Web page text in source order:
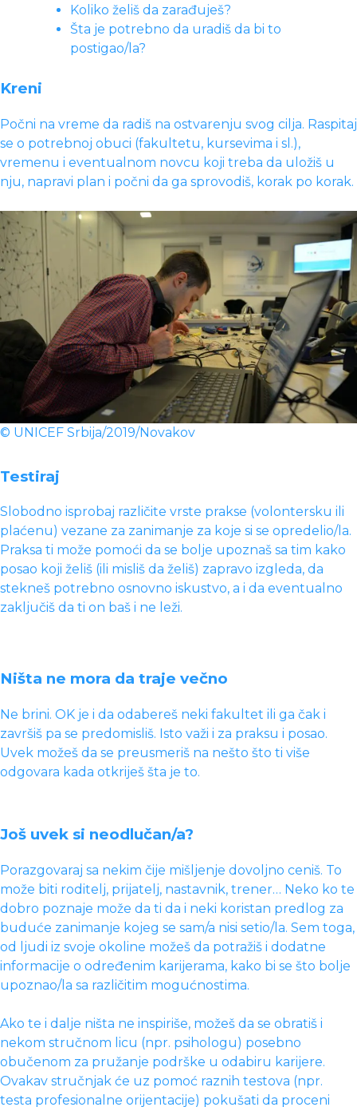
Koliko želiš da zarađuješ?
Šta je potrebno da uradiš da bi to
postigao/la?
Kreni
Počni na vreme da radiš na ostvarenju svog cilja. Raspitaj
se o potrebnoj obuci (fakultetu, kursevima i sl.),
vremenu i eventualnom novcu koji treba da uložiš u
nju, napravi plan i počni da ga sprovodiš, korak po korak.
© UNICEF Srbija/2019/Novakov
Testiraj
Slobodno isprobaj različite vrste prakse (volontersku ili
plaćenu) vezane za zanimanje za koje si se opredelio/la.
Praksa ti može pomoći da se bolje upoznaš sa tim kako
posao koji želiš (ili misliš da želiš) zapravo izgleda, da
stekneš potrebno osnovno iskustvo, a i da eventualno
zaključiš da ti on baš i ne leži.
Ništa ne mora da traje večno
Ne brini. OK je i da odabereš neki fakultet ili ga čak i
završiš pa se predomisliš. Isto važi i za praksu i posao.
Uvek možeš da se preusmeriš na nešto što ti više
odgovara kada otkriješ šta je to.
Još uvek si neodlučan/a?
Porazgovaraj sa nekim čije mišljenje dovoljno ceniš. To
može biti roditelj, prijatelj, nastavnik, trener… Neko ko te
dobro poznaje može da ti da i neki koristan predlog za
buduće zanimanje kojeg se sam/a nisi setio/la. Sem toga,
od ljudi iz svoje okoline možeš da potražiš i dodatne
informacije o određenim karijerama, kako bi se što bolje
upoznao/la sa različitim mogućnostima.
Ako te i dalje ništa ne inspiriše, možeš da se obratiš i
nekom stručnom licu (npr. psihologu) posebno
obučenom za pružanje podrške u odabiru karijere.
Ovakav stručnjak će uz pomoć raznih testova (npr.
testa profesionalne orijentacije) pokušati da proceni